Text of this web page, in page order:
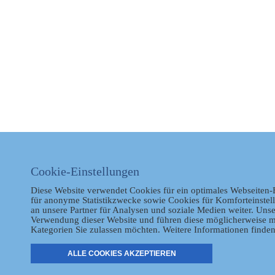
Cookie-Einstellungen
Diese Website verwendet Cookies für ein optimales
für anonyme Statistikzwecke sowie Cookies für
an unsere Partner für Analysen und soziale Medien weiter.
Verwendung dieser Website und führen diese möglicherweise
Kategorien Sie zulassen möchten. Weitere Informationen
ALLE COOKIES AKZEPTIEREN